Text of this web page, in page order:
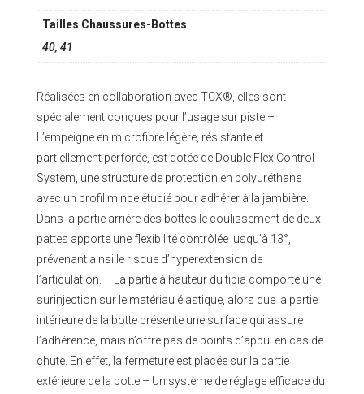
initial
était :
actuel
Tailles Chaussures-Bottes
40, 41
Réalisées en collaboration avec TCX®, elles sont
spécialement conçues pour l’usage sur piste –
L’empeigne en microfibre légère, résistante et
partiellement perforée, est dotée de Double Flex Control
System, une structure de protection en polyuréthane
avec un profil mince étudié pour adhérer à la jambière.
Dans la partie arrière des bottes le coulissement de deux
pattes apporte une flexibilité contrôlée jusqu’à 13°,
prévenant ainsi le risque d’hyperextension de
l’articulation. – La partie à hauteur du tibia comporte une
surinjection sur le matériau élastique, alors que la partie
intérieure de la botte présente une surface qui assure
l’adhérence, mais n’offre pas de points d’appui en cas de
chute. En effet, la fermeture est placée sur la partie
extérieure de la botte – Un système de réglage efficace du